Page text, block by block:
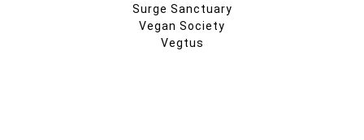
Surge Sanctuary
Vegan Society
Vegtus